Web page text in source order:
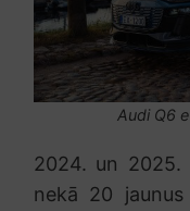
Audi Q6
2024. un 2025.
nekā 20